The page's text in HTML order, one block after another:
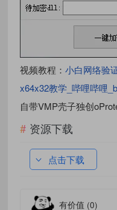
视频教程：小白网络验
x64x32教学_哔哩哔哩
自带VMP壳子独创
资源下载
点击下载
有价值 (0)